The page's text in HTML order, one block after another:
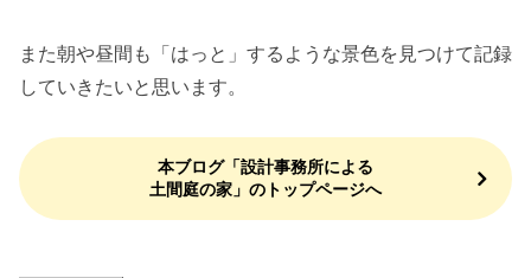
また朝や昼間も「はっと」するような景色を見つけて記録
していきたいと思います。
本ブログ「設計事務所による
土間庭の家」のトップページへ